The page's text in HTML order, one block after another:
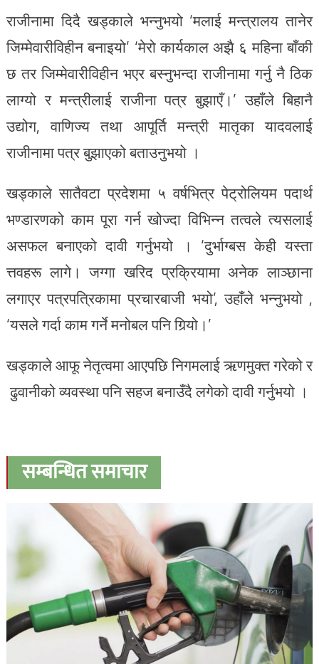
राजीनामा दिदै खड्काले भन्नुभयो ‘मलाई मन्त्रालय तानेर
जिम्मेवारीविहीन बनाइयो’ ‘मेरो कार्यकाल अझै ६ महिना बाँकी
छ तर जिम्मेवारीविहीन भएर बस्नुभन्दा राजीनामा गर्नु नै ठिक
लाग्यो र मन्त्रीलाई राजीना पत्र बुझाएँ।’ उहाँले बिहानै
उद्योग, वाणिज्य तथा आपूर्ति मन्त्री मातृका यादवलाई
राजीनामा पत्र बुझाएको बताउनुभयो ।
खड्काले सातैवटा प्रदेशमा ५ वर्षभित्र पेट्रोलियम पदार्थ
भण्डारणको काम पूरा गर्न खोज्दा विभिन्न तत्वले त्यसलाई
असफल बनाएको दावी गर्नुभयो । ‘दुर्भाग्बस केही यस्ता
त्तवहरू लागे। जग्गा खरिद प्रक्रियामा अनेक लाञ्छाना
लगाएर पत्रपत्रिकामा प्रचारबाजी भयो’, उहाँले भन्नुभयो ,
‘यसले गर्दा काम गर्ने मनोबल पनि गिर्‍यो।’
खड्काले आफू नेतृत्वमा आएपछि निगमलाई ऋणमुक्त गरेको र
ढुवानीको व्यवस्था पनि सहज बनाउँदै लगेको दावी गर्नुभयो ।
सम्बन्धित समाचार